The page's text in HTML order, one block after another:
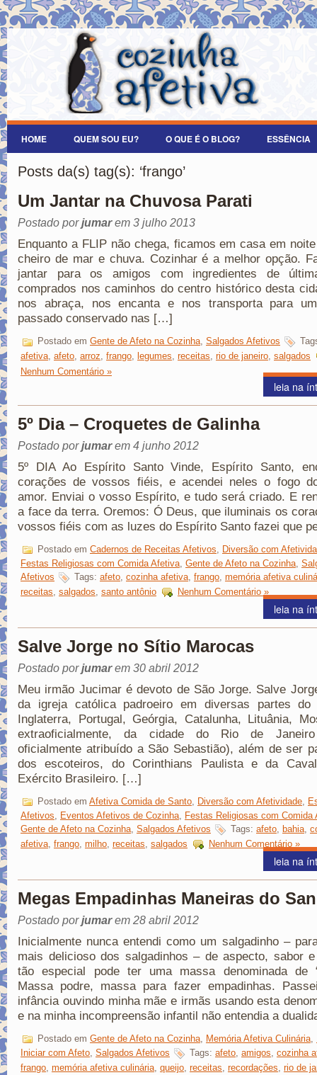
HOME QUEM SOU EU? O QUE É O BLOG? ESSÊNCIA
Posts da(s) tag(s): ‘frango’
Um Jantar na Chuvosa Parati
Postado porjumarem 3 julho 2013
Enquanto a FLIP não chega, ficamos em casa em
cheiro de mar e chuva. Cozinhar é a melhor opção.
jantar para os amigos com ingredientes de
comprados nos caminhos do centro histórico desta
nos abraça, nos encanta e nos transporta para
passado conservado nas […]
Postado em Gente de Afeto na Cozinha, Salgados Afetivos
afetiva, afeto, arroz, frango, legumes, receitas, rio de janeiro, salgados
Nenhum Comentário »
leia na
5º Dia – Croquetes de Galinha
Postado porjumarem 4 junho 2012
5º DIA Ao Espírito Santo Vinde, Espírito Santo,
corações de vossos fiéis, e acendei neles o fogo
amor. Enviai o vosso Espírito, e tudo será criado. E
a face da terra. Oremos: Ó Deus, que iluminais os
vossos fiéis com as luzes do Espírito Santo fazei que
Postado em Cadernos de Receitas Afetivos
Diversão com
Festas Religiosas com Comida Afetiva, Gente de Afeto na Cozinha,
Afetivos
Tags: afeto, cozinha afetiva, frango, memória afetiva
receitas, salgados, santo antônio Nenhum Comentário »
leia na
Salve Jorge no Sítio Marocas
Postado porjumarem 30 abril 2012
Meu irmão Jucimar é devoto de São Jorge. Salve
da igreja católica padroeiro em diversas partes do
Inglaterra, Portugal, Geórgia, Catalunha, Lituânia,
extraoficialmente, da cidade do Rio de
oficialmente atribuído a São Sebastião), além de ser
dos escoteiros, do Corinthians Paulista e da
Exército Brasileiro. […]
Postado em Afetiva Comida de Santo Diversão com Afetividade
Afetivos, Eventos Afetivos de Cozinha, Festas Religiosas com Comida
Gente de Afeto na Cozinha, Salgados Afetivos Tags: afeto, bahia,
afetiva, frango, milho, receitas, salgados Nenhum Comentário »
leia na
Megas Empadinhas Maneiras do
Postado porjumarem 28 abril 2012
Inicialmente nunca entendi como um salgadinho –
mais delicioso dos salgadinhos – de aspecto, sabor
tão especial pode ter uma massa denominada de
Massa podre, massa para fazer empadinhas.
infância ouvindo minha mãe e irmãs usando esta
e na minha incompreensão infantil não entendia a
Postado em Gente de Afeto na Cozinha Memória Afetiva Culinária
Iniciar com Afeto, Salgados Afetivos Tags: afeto, amigos, cozinha
frango memória afetiva culinária queijo receitas recordações rio de